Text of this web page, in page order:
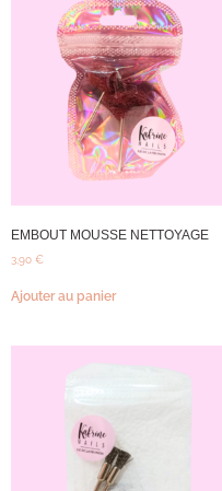
EMBOUT MOUSSE NETTOYAGE
3,90 €
Ajouter au panier